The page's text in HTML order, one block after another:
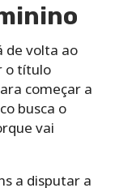
de volta ao
o título
começar a
busca o
vai
a disputar a